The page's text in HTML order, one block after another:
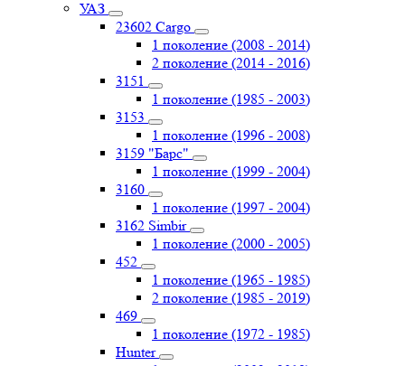
УАЗ
23602 Cargo
1 поколение (2008 - 2014)
2 поколение (2014 - 2016)
3151
1 поколение (1985 - 2003)
3153
1 поколение (1996 - 2008)
3159 "Барс"
1 поколение (1999 - 2004)
3160
1 поколение (1997 - 2004)
3162 Simbir
1 поколение (2000 - 2005)
452
1 поколение (1965 - 1985)
2 поколение (1985 - 2019)
469
1 поколение (1972 - 1985)
Hunter